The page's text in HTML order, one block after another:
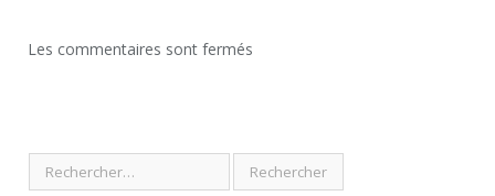
Les commentaires sont fermés